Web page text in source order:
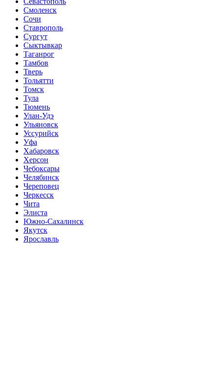
Смоленск
Сочи
Ставрополь
Сургут
Сыктывкар
Таганрог
Тамбов
Тверь
Тольятти
Томск
Тула
Тюмень
Улан-Удэ
Ульяновск
Уссурийск
Уфа
Хабаровск
Херсон
Чебоксары
Челябинск
Череповец
Черкесск
Чита
Элиста
Южно-Сахалинск
Якутск
Ярославль